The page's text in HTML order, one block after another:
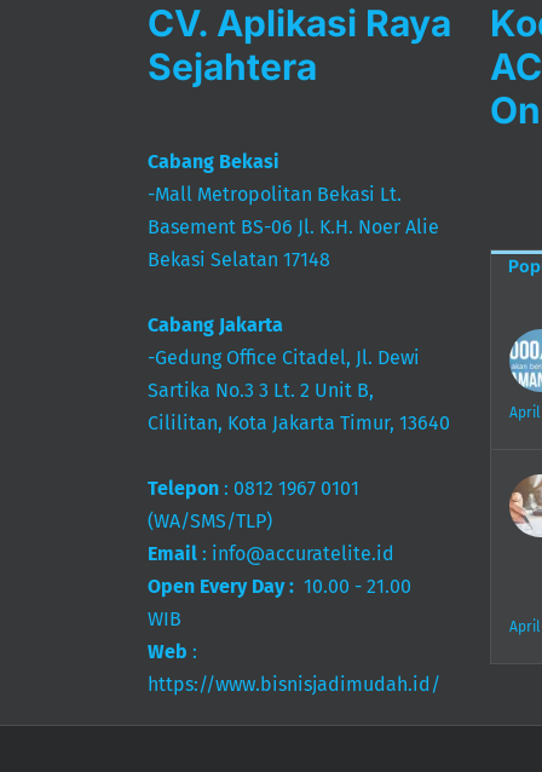
CV. Aplikasi Raya
Sejahtera
Cabang Bekasi
-Mall Metropolitan Bekasi Lt.
Basement BS-06 Jl. K.H. Noer Alie
Bekasi Selatan 17148
Cabang Jakarta
-Gedung Office Citadel, Jl. Dewi
Sartika No.3 3 Lt. 2 Unit B,
Cililitan, Kota Jakarta Timur, 13640
Telepon : 0812 1967 0101
(WA/SMS/TLP)
Email : info@accuratelite.id
Open Every Day : 10.00 - 21.00
WIB
Web :
https://www.bisnisjadimudah.id/
April
April